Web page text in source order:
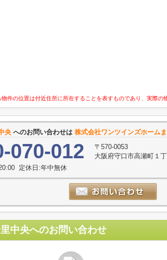
件の位置は付近住所に所在することを表すものであり、実際の
央 へのお問い合わせは 株式会社ワンツインズホーム
070-012
〒570-0053
大阪府守口市高瀬町１
定休日:年中無休
中央へのお問い合わせ